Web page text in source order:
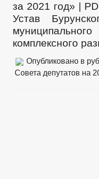
за 2021 год» |
Устав
комплексного
Опубликовано в
Совета депутатов на